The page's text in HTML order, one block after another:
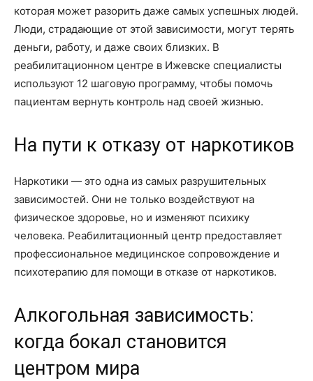
которая может разорить даже самых успешных людей.
Люди, страдающие от этой зависимости, могут терять
деньги, работу, и даже своих близких. В
реабилитационном центре в Ижевске специалисты
используют 12 шаговую программу, чтобы помочь
пациентам вернуть контроль над своей жизнью.
На пути к отказу от наркотиков
Наркотики — это одна из самых разрушительных
зависимостей. Они не только воздействуют на
физическое здоровье, но и изменяют психику
человека. Реабилитационный центр предоставляет
профессиональное медицинское сопровождение и
психотерапию для помощи в отказе от наркотиков.
Алкогольная зависимость:
когда бокал становится
центром мира